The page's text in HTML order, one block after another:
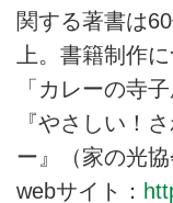
関する著書は
上。書籍制作
「カレーの寺
『やさしい！
ー』（家の光協
webサイト：